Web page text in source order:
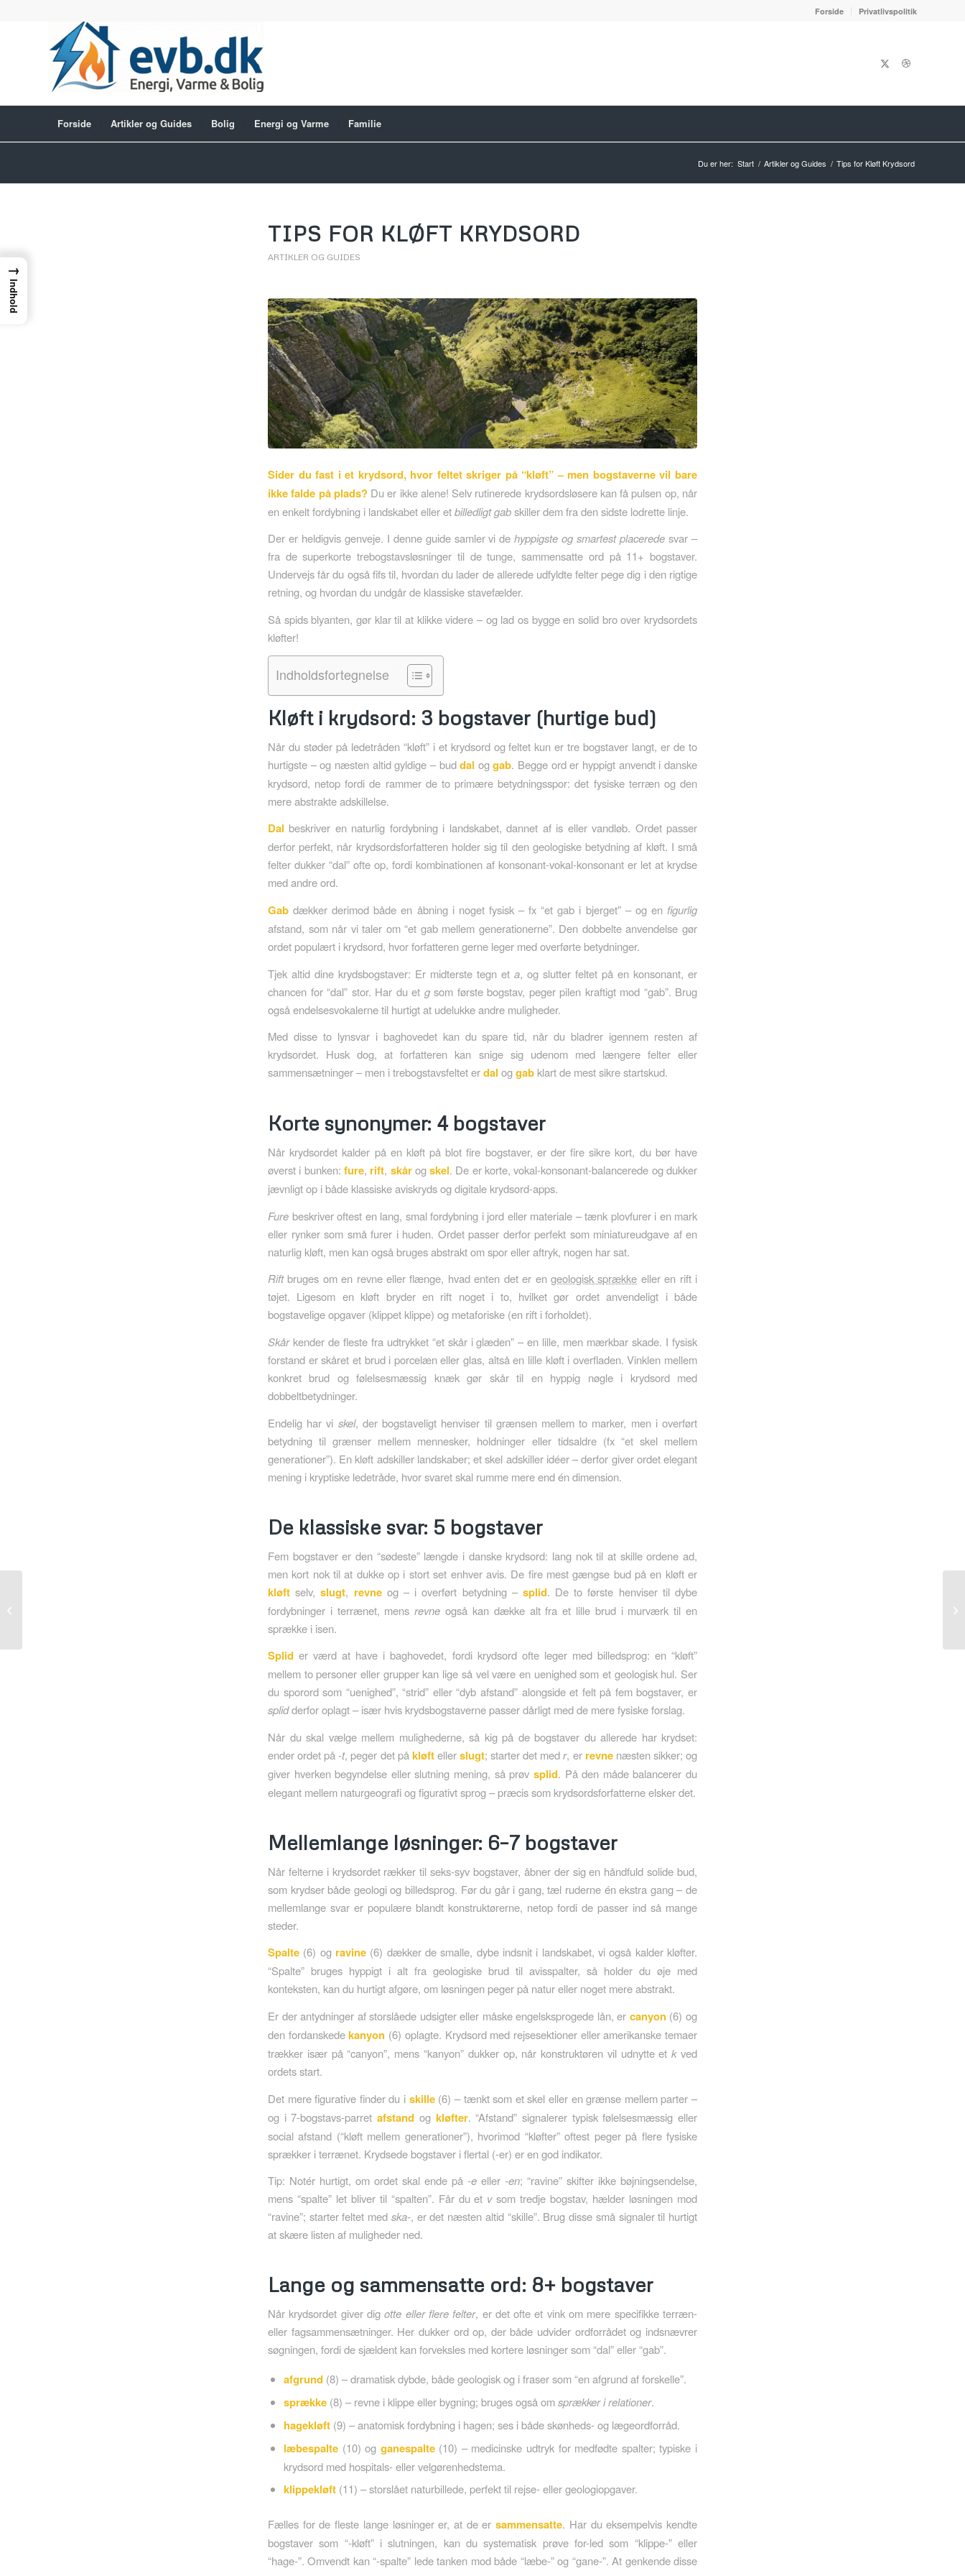
Forside Privatlivspolitik
Forside Artikler og Guides Bolig Energi og Varme Familie
Du er her: Start / Artikler og Guides / Tips for Kløft Krydsord
TIPS FOR KLØFT KRYDSORD
ARTIKLER OG GUIDES
Sider du fast i et krydsord, hvor feltet skriger på “kløft” – men bogstaverne vil bare
ikke falde på plads?Du er ikke alene! Selv rutinerede krydsordsløsere kan få pulsen op, når
en enkelt fordybning i landskabet eller etbilledligt gabskiller dem fra den sidste lodrette linje.
Der er heldigvis genveje. I denne guide samler vi dehyppigste og smartest placerede svar –
fra de superkorte trebogstavsløsninger til de tunge, sammensatte ord på 11+ bogstaver.
Undervejs får du også fifs til, hvordan du lader de allerede udfyldte felter pege dig i den rigtige
retning, og hvordan du undgår de klassiske stavefælder.
Så spids blyanten, gør klar til at klikke videre – og lad os bygge en solid bro over krydsordets
kløfter!
Indholdsfortegnelse
Kløft i krydsord: 3 bogstaver (hurtige bud)
Når du støder på ledetråden “kløft” i et krydsord og feltet kun er tre bogstaver langt, er de to
hurtigste – og næsten altid gyldige – buddal oggab. Begge ord er hyppigt anvendt i danske
krydsord, netop fordi de rammer de to primære betydningsspor: det fysiske terræn og den
mere abstrakte adskillelse.
Dal beskriver en naturlig fordybning i landskabet, dannet af is eller vandløb. Ordet passer
derfor perfekt, når krydsordsforfatteren holder sig til den geologiske betydning af kløft. I små
felter dukker “dal” ofte op, fordi kombinationen af konsonant-vokal-konsonant er let at krydse
med andre ord.
Gab dækker derimod både en åbning i noget fysisk – fx “et gab i bjerget” – og en figurlig
afstand, som når vi taler om “et gab mellem generationerne”. Den dobbelte anvendelse gør
ordet populært i krydsord, hvor forfatteren gerne leger med overførte betydninger.
Tjek altid dine krydsbogstaver: Er midterste tegn et a, og slutter feltet på en konsonant, er
chancen for “dal” stor. Har du et gsom første bogstav, peger pilen kraftigt mod “gab”. Brug
også endelsesvokalerne til hurtigt at udelukke andre muligheder.
Med disse to lynsvar i baghovedet kan du spare tid, når du bladrer igennem resten af
krydsordet. Husk dog, at forfatteren kan snige sig udenom med længere felter eller
sammensætninger – men i trebogstavsfeltet erdal oggab klart de mest sikre startskud.
Korte synonymer: 4 bogstaver
Når krydsordet kalder på en kløft på blot fire bogstaver, er der fire sikre kort, du bør have
øverst i bunken: fure, rift, skårogskel. De er korte, vokal-konsonant-balancerede og dukker
jævnligt op i både klassiske avis­kryds og digitale krydsord-apps.
Fure beskriver oftest en lang, smal fordybning i jord eller materiale – tænk plovfurer i en mark
eller rynker som små furer i huden. Ordet passer derfor perfekt som miniatureudgave af en
naturlig kløft, men kan også bruges abstrakt om spor eller aftryk, nogen har sat.
Riftbruges om en revne eller flænge, hvad enten det er en geologisk sprække eller en rift i
tøjet. Ligesom en kløft bryder en rift noget i to, hvilket gør ordet anvendeligt i både
bogstavelige opgaver (klippet klippe) og metaforiske (en rift i forholdet).
Skårkender de fleste fra udtrykket “et skår i glæden” – en lille, men mærkbar skade. I fysisk
forstand er skåret et brud i porcelæn eller glas, altså en lille kløft i overfladen. Vinklen mellem
konkret brud og følelsesmæssig knæk gør skår til en hyppig nøgle i krydsord med
dobbeltbetydninger.
Endelig har vi skel, der bogstaveligt henviser til grænsen mellem to marker, men i overført
betydning til grænser mellem mennesker, holdninger eller tidsaldre (fx “et skel mellem
generationer”). En kløft adskiller landskaber; et skel adskiller idéer – derfor giver ordet elegant
mening i kryptiske ledetråde, hvor svaret skal rumme mere end én dimension.
De klassiske svar: 5 bogstaver
Fem bogstaver er den “sødeste” længde i danske krydsord: lang nok til at skille ordene ad,
men kort nok til at dukke op i stort set enhver avis. De fire mest gængse bud på en kløft er
kløft selv,slugt, revneog – i overført betydning – splid. De to første henviser til dybe
fordybninger i terrænet, mensrevne også kan dække alt fra et lille brud i murværk til en
sprække i isen.
Splid er værd at have i baghovedet, fordi krydsord ofte leger med billedsprog: en “kløft”
mellem to personer eller grupper kan lige så vel være en uenighed som et geologisk hul. Ser
du sporord som “uenighed”, “strid” eller “dyb afstand” alongside et felt på fem bogstaver, er
splidderfor oplagt – især hvis krydsbogstaverne passer dårligt med de mere fysiske forslag.
Når du skal vælge mellem mulighederne, så kig på de bogstaver du allerede har krydset:
ender ordet på -t, peger det påkløftellerslugt; starter det medr, er revnenæsten sikker; og
giver hverken begyndelse eller slutning mening, så prøv splid. På den måde balancerer du
elegant mellem naturgeografi og figurativt sprog – præcis som krydsordsforfatterne elsker det.
Mellemlange løsninger: 6–7 bogstaver
Når felterne i krydsordet rækker til seks-syv bogstaver, åbner der sig en håndfuld solide bud,
som krydser både geologi og billedsprog. Før du går i gang, tæl ruderne én ekstra gang – de
mellemlange svar er populære blandt konstruktørerne, netop fordi de passer ind så mange
steder.
Spalte (6) og ravine (6) dækker de smalle, dybe indsnit i landskabet, vi også kalder kløfter.
“Spalte” bruges hyppigt i alt fra geologiske brud til avisspalter, så holder du øje med
konteksten, kan du hurtigt afgøre, om løsningen peger på natur eller noget mere abstrakt.
Er der antydninger af storslåede udsigter eller måske engelsksprogede lån, er canyon(6) og
den fordanskedekanyon (6) oplagte. Krydsord med rejsesektioner eller amerikanske temaer
trækker især på “canyon”, mens “kanyon” dukker op, når konstruktøren vil udnytte etkved
ordets start.
Det mere figurative finder du i skille(6) – tænkt som et skel eller en grænse mellem parter –
og i 7-bogstavs-parretafstand og kløfter. “Afstand” signalerer typisk følelsesmæssig eller
social afstand (“kløft mellem generationer”), hvorimod “kløfter” oftest peger på flere fysiske
sprækker i terrænet. Krydsede bogstaver i flertal (-er) er en god indikator.
Tip: Notér hurtigt, om ordet skal ende på -e eller -en; “ravine” skifter ikke bøjningsendelse,
mens “spalte” let bliver til “spalten”. Får du et vsom tredje bogstav, hælder løsningen mod
“ravine”; starter feltet med ska-, er det næsten altid “skille”. Brug disse små signaler til hurtigt
at skære listen af muligheder ned.
Lange og sammensatte ord: 8+ bogstaver
Når krydsordet giver digotte eller flere felter, er det ofte et vink om mere specifikke terræn-
eller fagsammensætninger. Her dukker ord op, der både udvider ordforrådet og indsnævrer
søgningen, fordi de sjældent kan forveksles med kortere løsninger som “dal” eller “gab”.
afgrund(8) – dramatisk dybde, både geologisk og i fraser som “en afgrund af forskelle”.
sprække(8) – revne i klippe eller bygning; bruges også omsprækker i relationer.
hagekløft(9) – anatomisk fordybning i hagen; ses i både skønheds- og lægeordforråd.
læbespalte(10) og ganespalte(10) – medicinske udtryk for medfødte spalter; typiske i
krydsord med hospitals- eller velgørenhedstema.
klippekløft(11) – storslået naturbillede, perfekt til rejse- eller geologiopgaver.
Fælles for de fleste lange løsninger er, at de ersammensatte. Har du eksempelvis kendte
bogstaver som “-kløft” i slutningen, kan du systematisk prøve for-led som “klippe-” eller
“hage-”. Omvendt kan “-spalte” lede tanken mod både “læbe-” og “gane-”. At genkende disse
→
Indhold